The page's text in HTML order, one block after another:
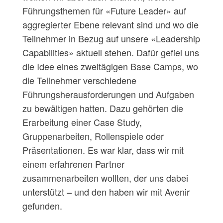
Führungsthemen für «Future Leader» auf
aggregierter Ebene relevant sind und wo die
Teilnehmer in Bezug auf unsere «Leadership
Capabilities» aktuell stehen. Dafür gefiel uns
die Idee eines zweitägigen Base Camps, wo
die Teilnehmer verschiedene
Führungsherausforderungen und Aufgaben
zu bewältigen hatten. Dazu gehörten die
Erarbeitung einer Case Study,
Gruppenarbeiten, Rollenspiele oder
Präsentationen. Es war klar, dass wir mit
einem erfahrenen Partner
zusammenarbeiten wollten, der uns dabei
unterstützt – und den haben wir mit Avenir
gefunden.